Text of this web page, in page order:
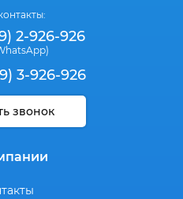
2-926-926
3-926-926
звонок